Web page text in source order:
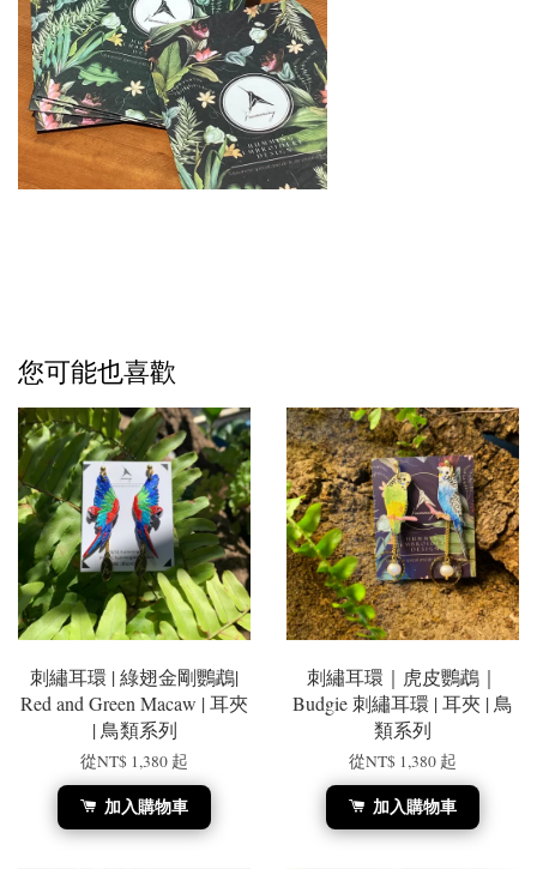
您可能也喜歡
刺繡耳環 | 綠翅金剛鸚鵡|
Red and Green Macaw | 耳夾
| 鳥類系列
從NT$ 1,380 起
加入購物車
刺繡耳環｜虎皮鸚鵡｜
Budgie 刺繡耳環 | 耳夾 | 鳥
類系列
從NT$ 1,380 起
加入購物車